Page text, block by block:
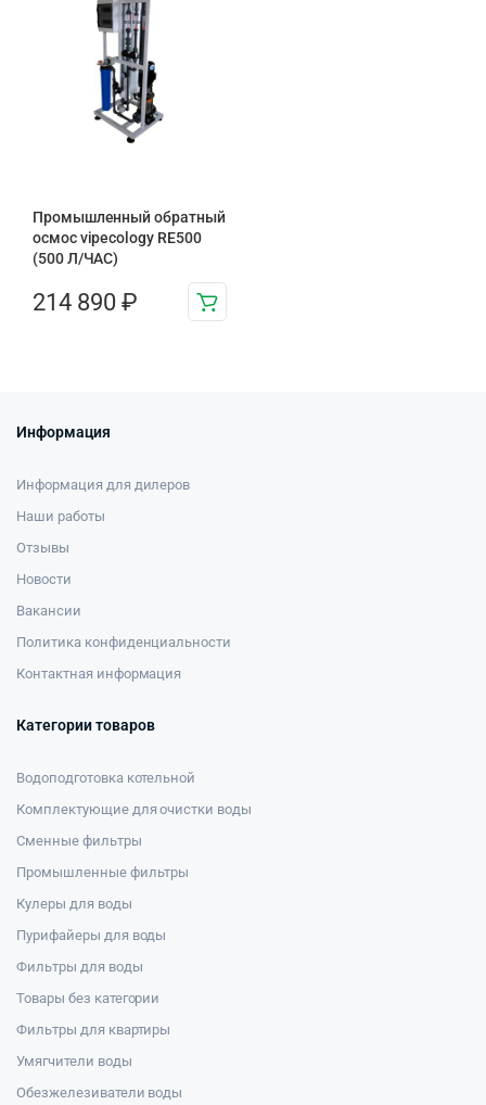
Промышленный обратный
осмос vipecology RE500
(500 Л/ЧАС)
214 890 ₽
Информация
Информация для дилеров
Наши работы
Отзывы
Новости
Вакансии
Политика конфиденциальности
Контактная информация
Категории товаров
Водоподготовка котельной
Комплектующие для очистки воды
Сменные фильтры
Промышленные фильтры
Кулеры для воды
Пурифайеры для воды
Фильтры для воды
Товары без категории
Фильтры для квартиры
Умягчители воды
Обезжелезиватели воды